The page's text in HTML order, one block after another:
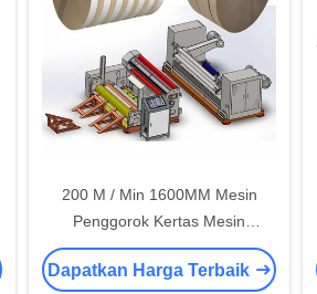
200 M / Min 1600MM Mesin
Penggorok Kertas Mesin
Pemotong Kertas Dan Mesin
Penggulung
Dapatkan Harga Terbaik